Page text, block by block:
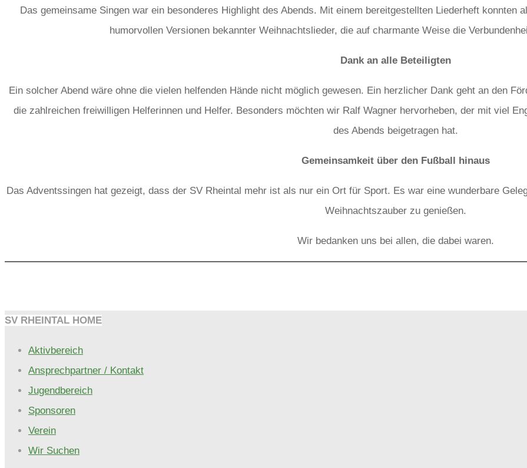
Das gemeinsame Singen war ein besonderes Highlight des Abends. Mit einem bereitgestellten Liederheft konnten
humorvollen Versionen bekannter Weihnachtslieder, die auf charmante Weise die
Dank an alle Beteiligten
Ein solcher Abend wäre ohne die vielen helfenden Hände nicht möglich gewesen. Ein herzlicher Dank geht an den
die zahlreichen freiwilligen Helferinnen und Helfer. Besonders möchten wir Ralf Wagner hervorheben, der mit viel
des Abends beigetragen hat.
Gemeinsamkeit über den Fußball hinaus
Das Adventssingen hat gezeigt, dass der SV Rheintal mehr ist als nur ein Ort für Sport. Es war eine wunderbare
Weihnachtszauber zu genießen.
Wir bedanken uns bei allen, die dabei waren.
SV RHEINTAL HOME
Aktivbereich
Ansprechpartner / Kontakt
Jugendbereich
Sponsoren
Verein
Wir Suchen